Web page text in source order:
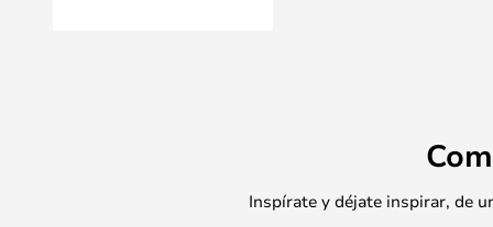
Inspírate y déjate inspirar, de